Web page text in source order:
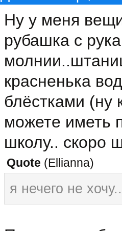
Ну у меня
рубашка с
красненька
блёстками (ну
можете иметь
школу.. скоро
Quote (Ellianna)
я нечего не